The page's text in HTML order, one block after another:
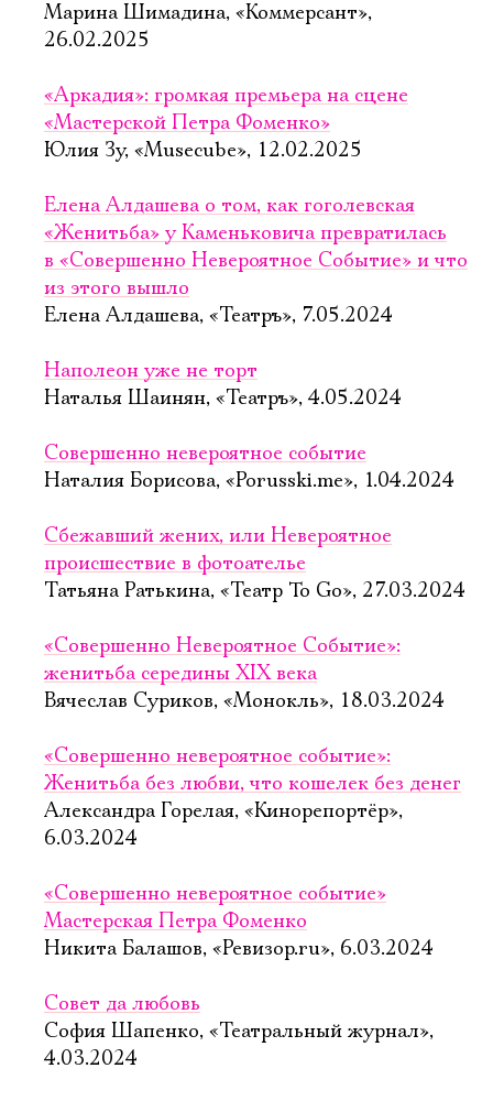
Марина Шимадина, «Коммерсант»,
26.02.2025
«Аркадия»: громкая премьера на сцене
«Мастерской Петра Фоменко»
Юлия Зу, «Musecube», 12.02.2025
Елена Алдашева о том, как гоголевская
«Женитьба» у Каменьковича превратилась
в «Совершенно Невероятное Событие» и что
из этого вышло
Елена Алдашева, «Театръ», 7.05.2024
Наполеон уже не торт
Наталья Шаинян, «Театръ», 4.05.2024
Совершенно невероятное событие
Наталия Борисова, «Porusski.me», 1.04.2024
Сбежавший жених, или Невероятное
происшествие в фотоателье
Татьяна Ратькина, «Театр To Go», 27.03.2024
«Совершенно Невероятное Событие»:
женитьба середины XIX века
Вячеслав Суриков, «Монокль», 18.03.2024
«Совершенно невероятное событие»:
Женитьба без любви, что кошелек без денег
Александра Горелая, «Кинорепортёр»,
6.03.2024
«Совершенно невероятное событие»
Мастерская Петра Фоменко
Никита Балашов, «Ревизор.ru», 6.03.2024
Совет да любовь
София Шапенко, «Театральный журнал»,
4.03.2024